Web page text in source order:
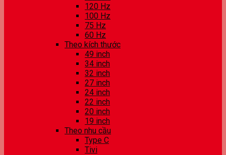
120 Hz
100 Hz
75 Hz
60 Hz
Theo kích thước
49 inch
34 inch
32 inch
27 inch
24 inch
22 inch
20 inch
19 inch
Theo nhu cầu
Type C
Tivi